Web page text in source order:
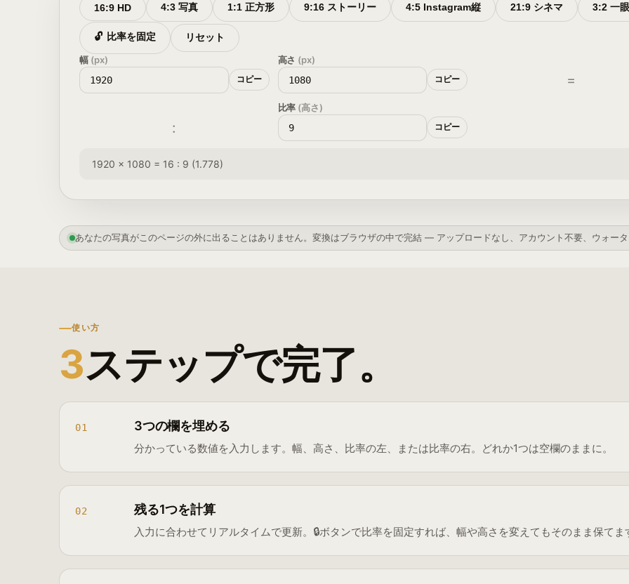
16:9 HD 4:3 写真 1:1 正方形 9:16 ストーリー 4:5 Instagram縦 21:9 シネマ 3:2 一
🔓 比率を固定
リセット
幅 (px)
コピー
高さ (px)
コピー =
:
比率 (高さ)
コピー
1920 × 1080 = 16 : 9 (1.778)
あなたの写真がこのページの外に出ることはありません。変換はブラウザの中で完結 — アップロードなし、アカウント不要、ウォー
使い方
3ステップで完了。
01 3つの欄を埋める
分かっている数値を入力します。幅、高さ、比率の左、または比率の右。どれか1つは空欄のままに。
02 残る1つを計算
入力に合わせてリアルタイムで更新。🔒ボタンで比率を固定すれば、幅や高さを変えてもそのまま保てま